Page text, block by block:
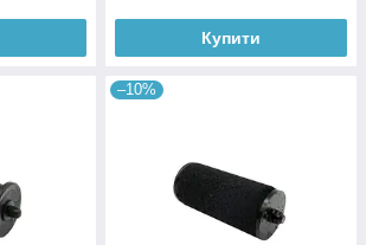
Купити
–10%